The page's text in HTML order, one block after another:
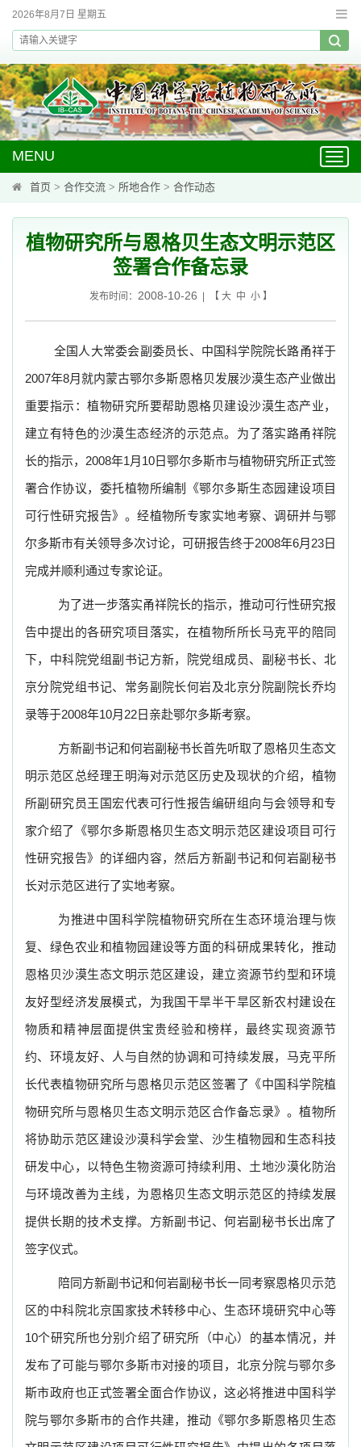
2026年8月7日 星期五
MENU
首页 > 合作交流 > 所地合作 > 合作动态
植物研究所与恩格贝生态文明示范区
签署合作备忘录
发布时间： 2008-10-26 | 【 大 中 小】
全国人大常委会副委员长、中国科学院院长路甬祥于
2007年8月就内蒙古鄂尔多斯恩格贝发展沙漠生态产业做出
重要指示：植物研究所要帮助恩格贝建设沙漠生态产业，
建立有特色的沙漠生态经济的示范点。为了落实路甬祥院
长的指示， 2008年1月 10日鄂尔多斯市与植物研究所正式签
署合作协议，委托植物所编制《鄂尔多斯生态园建设项目
可行性研究报告》。经植物所专家实地考察、调研并与鄂
尔多斯市有关领导多次讨论，可研报告终于2008年6月 23日
完成并顺利通过专家论证。
为了进一步落实甬祥院长的指示，推动可行性研究报
告中提出的各研究项目落实，在植物所所长马克平的陪同
下，中科院党组副书记方新，院党组成员、副秘书长、北
京分院党组书记、常务副院长何岩及北京分院副院长乔均
录等于2008年10月 22日亲赴鄂尔多斯考察。
方新副书记和何岩副秘书长首先听取了恩格贝生态文
明示范区总经理王明海对示范区历史及现状的介绍，植物
所副研究员王国宏代表可行性报告编研组向与会领导和专
家介绍了《鄂尔多斯恩格贝生态文明示范区建设项目可行
性研究报告》的详细内容，然后方新副书记和何岩副秘书
长对示范区进行了实地考察。
为推进中国科学院植物研究所在生态环境治理与恢
复、绿色农业和植物园建设等方面的科研成果转化，推动
恩格贝沙漠生态文明示范区建设，建立资源节约型和环境
友好型经济发展模式，为我国干旱半干旱区新农村建设在
物质和精神层面提供宝贵经验和榜样，最终实现资源节
约、环境友好、人与自然的协调和可持续发展， 马克平所
长代表植物研究所与恩格贝示范区签署了《中国科学院植
物研究所与恩格贝生态文明示范区合作备忘录》。植物所
将协助示范区建设沙漠科学会堂、沙生植物园和生态科技
研发中心，以特色生物资源可持续利用、土地沙漠化防治
与环境改善为主线，为恩格贝生态文明示范区的持续发展
提供长期的技术支撑。方新副书记、何岩副秘书长出席了
签字仪式。
陪同方新副书记和何岩副秘书长一同考察恩格贝示范
区的中科院北京国家技术转移中心、生态环境研究中心等
10个研究所也分别介绍了研究所（中心）的基本情况，并
发布了可能与鄂尔多斯市对接的项目，北京分院与鄂尔多
斯市政府也正式签署全面合作协议，这必将推进中国科学
院与鄂尔多斯市的合作共建，推动《鄂尔多斯恩格贝生态